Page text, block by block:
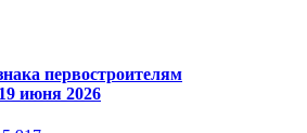
первостроителям
июня 2026